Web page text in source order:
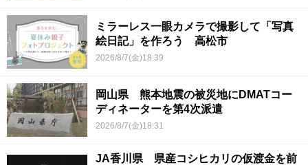
ミラーレス一眼カメラで撮影して「写真
絵日記」を作ろう 高松市
2026/8/7(金)18:39
岡山県 熊本地震の被災地にDMATコー
ディネーターを第4次派遣
2026/8/7(金)18:31
JA香川県 県産コシヒカリの仮渡金を前